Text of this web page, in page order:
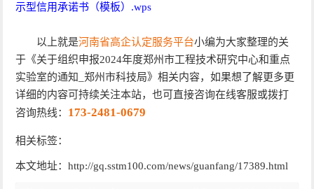
示型信用承诺书（模板）.wps
以上就是河南省高企认定服务平台小编为大家整理的关
于《关于组织申报2024年度郑州市工程技术研究中心和重点
实验室的通知_郑州市科技局》相关内容，如果想了解更多更
详细的内容可持续关注本站，也可直接咨询在线客服或拨打
咨询热线： 173-2481-0679
相关标签：
本文地址：http://gq.sstm100.com/news/guanfang/17389.html